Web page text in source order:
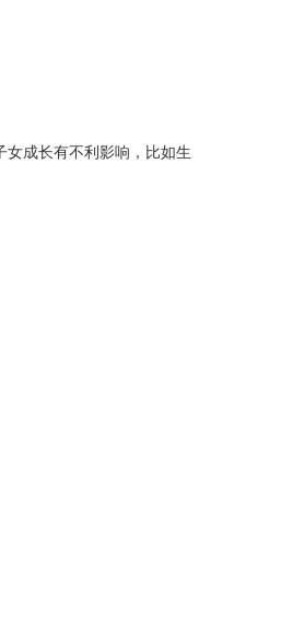
成长有不利影响，比如生